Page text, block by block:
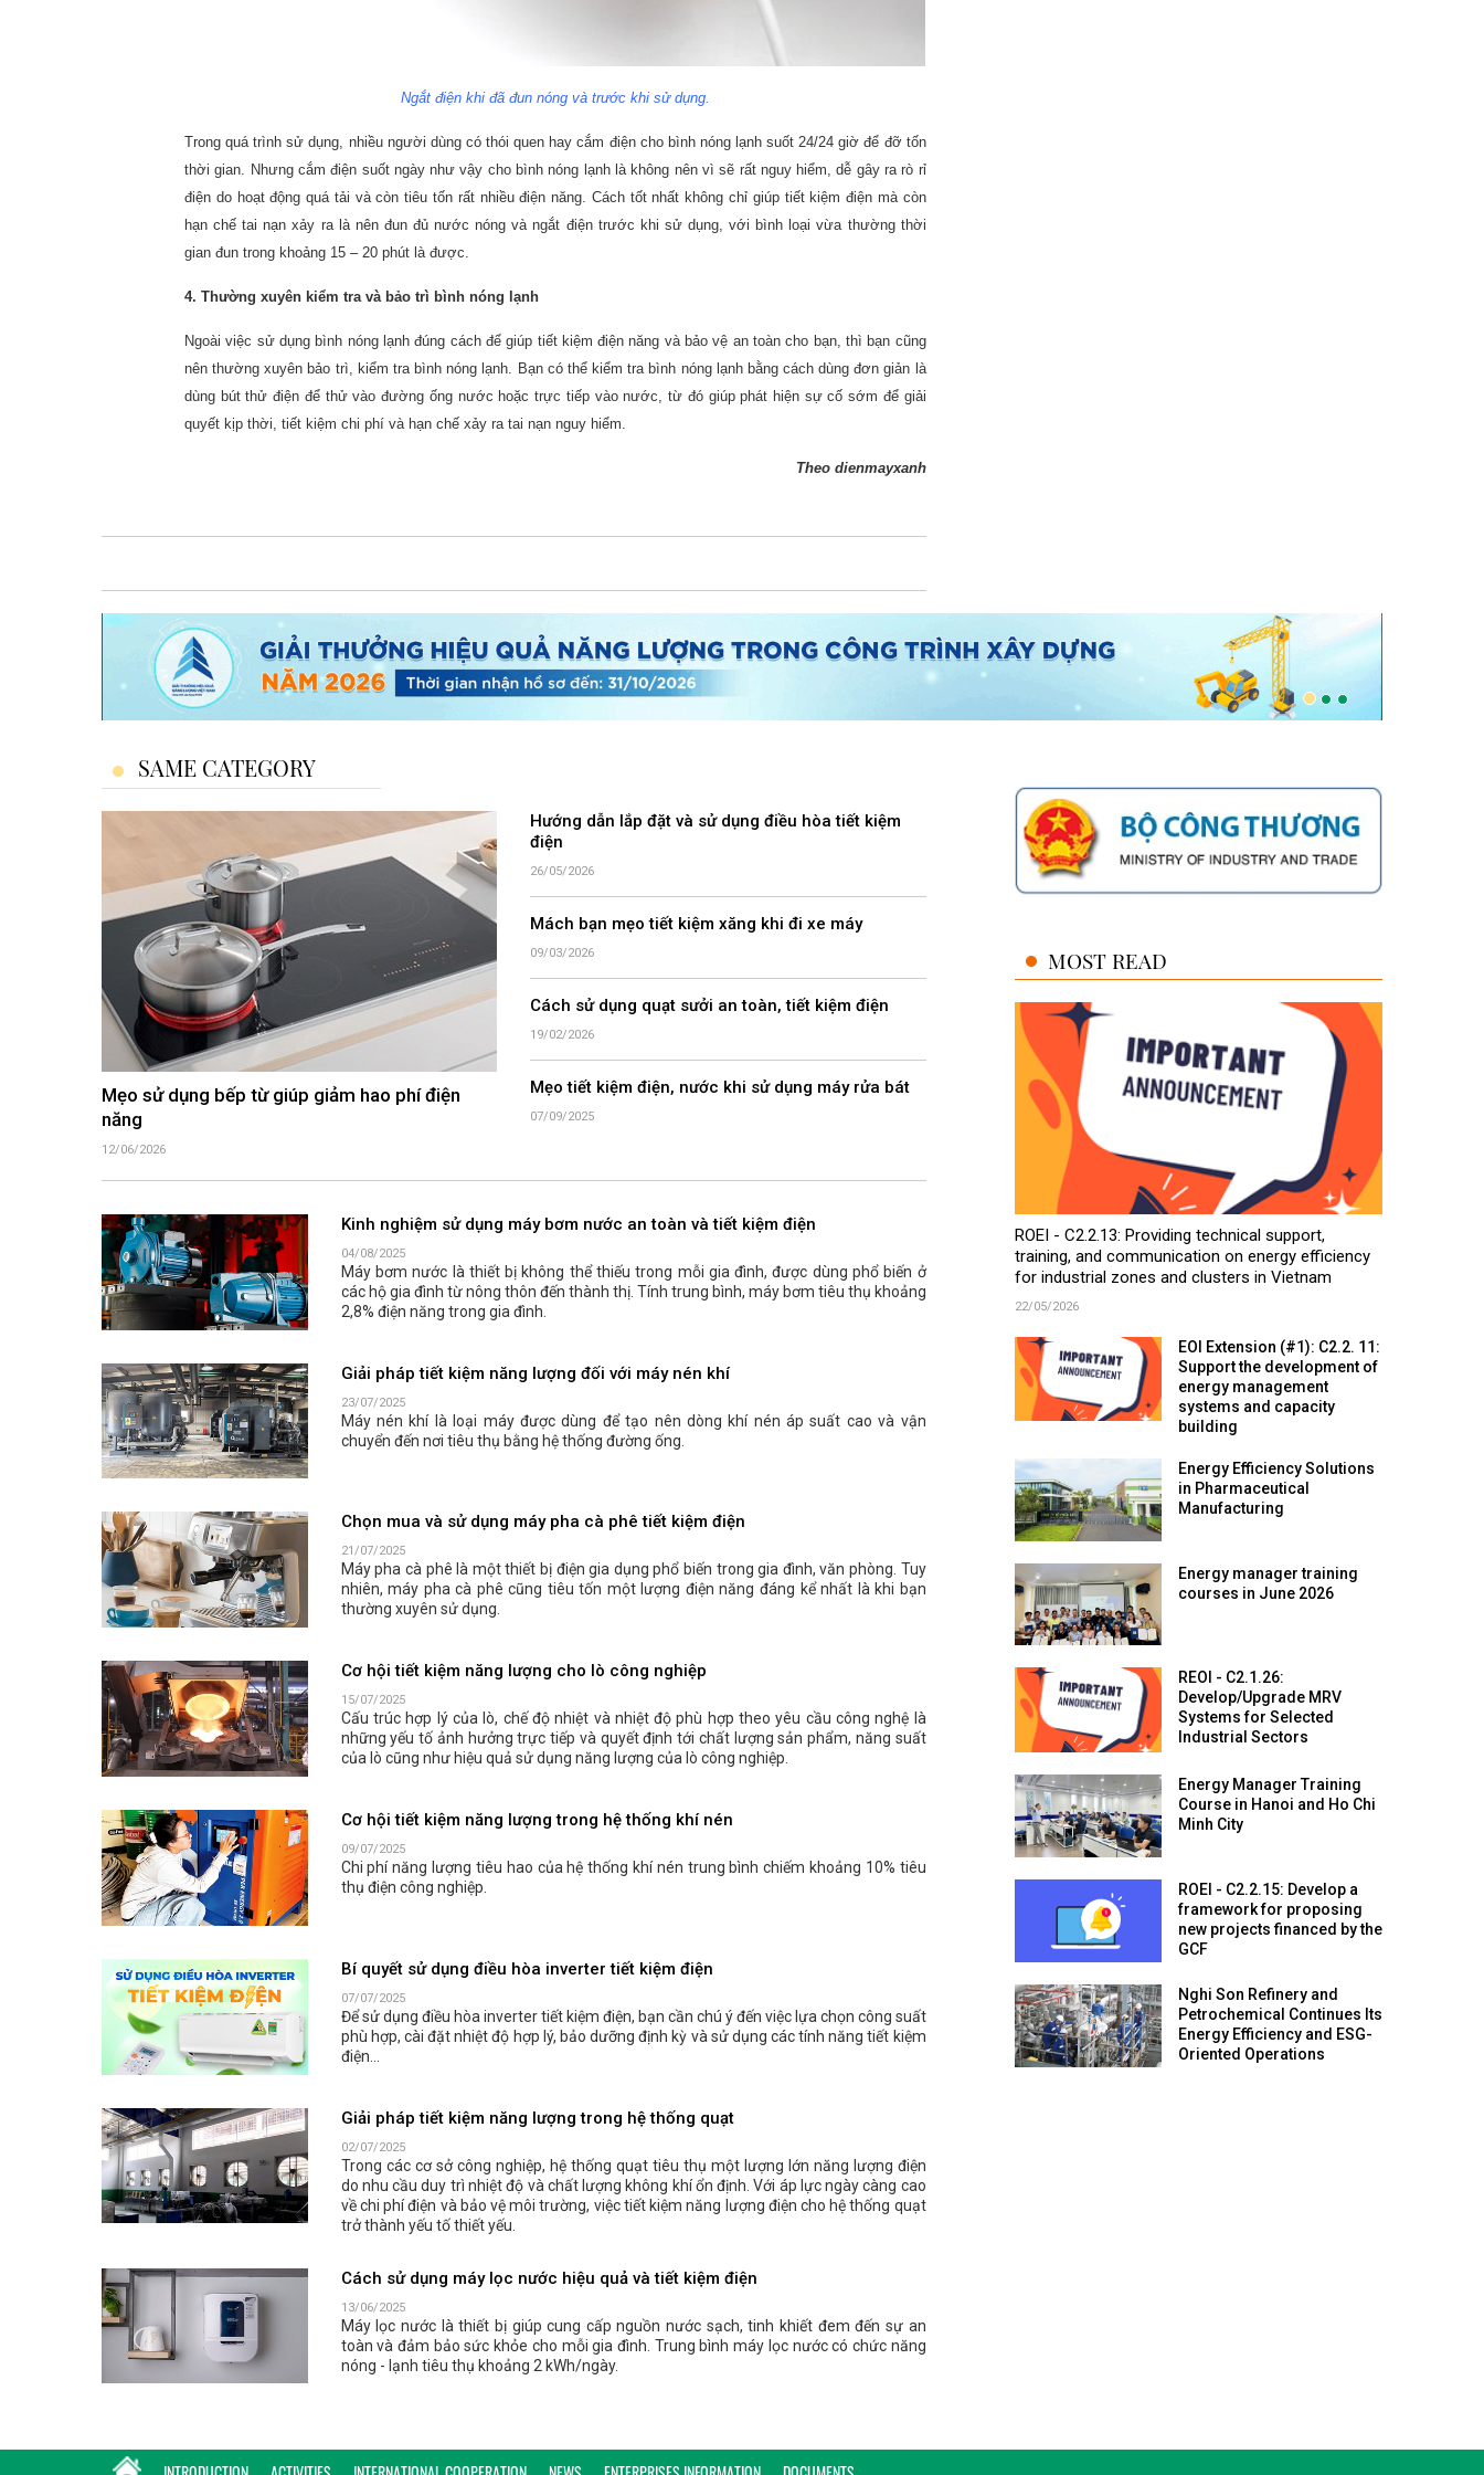
Ngắt điện khi đã đun nóng và trước khi sử dụng.
Trong quá trình sử dụng, nhiều người dùng có thói quen hay cắm điện cho bình nóng lạnh suốt 24/24 giờ để đỡ tốn
thời gian. Nhưng cắm điện suốt ngày như vậy cho bình nóng lạnh là không nên vì sẽ rất nguy hiểm, dễ gây ra rò rỉ
điện do hoạt động quá tải và còn tiêu tốn rất nhiều điện năng. Cách tốt nhất không chỉ giúp tiết kiệm điện mà còn
hạn chế tai nạn xảy ra là nên đun đủ nước nóng và ngắt điện trước khi sử dụng, với bình loại vừa thường thời
gian đun trong khoảng 15 – 20 phút là được.
4. Thường xuyên kiểm tra và bảo trì bình nóng lạnh
Ngoài việc sử dụng bình nóng lạnh đúng cách để giúp tiết kiệm điện năng và bảo vệ an toàn cho bạn, thì bạn cũng
nên thường xuyên bảo trì, kiểm tra bình nóng lạnh. Bạn có thể kiểm tra bình nóng lạnh bằng cách dùng đơn giản là
dùng bút thử điện để thử vào đường ống nước hoặc trực tiếp vào nước, từ đó giúp phát hiện sự cố sớm để giải
quyết kịp thời, tiết kiệm chi phí và hạn chế xảy ra tai nạn nguy hiểm.
Theo dienmayxanh
SAME CATEGORY
Mẹo sử dụng bếp từ giúp giảm hao phí điện
năng
12/06/2026
Hướng dẫn lắp đặt và sử dụng điều hòa tiết kiệm
điện
26/05/2026
Mách bạn mẹo tiết kiệm xăng khi đi xe máy
09/03/2026
Cách sử dụng quạt sưởi an toàn, tiết kiệm điện
19/02/2026
Mẹo tiết kiệm điện, nước khi sử dụng máy rửa bát
07/09/2025
Kinh nghiệm sử dụng máy bơm nước an toàn và tiết kiệm điện
04/08/2025
Máy bơm nước là thiết bị không thể thiếu trong mỗi gia đình, được dùng phổ biến ở
các hộ gia đình từ nông thôn đến thành thị. Tính trung bình, máy bơm tiêu thụ khoảng
2,8% điện năng trong gia đình.
Giải pháp tiết kiệm năng lượng đối với máy nén khí
23/07/2025
Máy nén khí là loại máy được dùng để tạo nên dòng khí nén áp suất cao và vận
chuyển đến nơi tiêu thụ bằng hệ thống đường ống.
Chọn mua và sử dụng máy pha cà phê tiết kiệm điện
21/07/2025
Máy pha cà phê là một thiết bị điện gia dụng phổ biến trong gia đình, văn phòng. Tuy
nhiên, máy pha cà phê cũng tiêu tốn một lượng điện năng đáng kể nhất là khi bạn
thường xuyên sử dụng.
Cơ hội tiết kiệm năng lượng cho lò công nghiệp
15/07/2025
Cấu trúc hợp lý của lò, chế độ nhiệt và nhiệt độ phù hợp theo yêu cầu công nghệ là
những yếu tố ảnh hưởng trực tiếp và quyết định tới chất lượng sản phẩm, năng suất
của lò cũng như hiệu quả sử dụng năng lượng của lò công nghiệp.
Cơ hội tiết kiệm năng lượng trong hệ thống khí nén
09/07/2025
Chi phí năng lượng tiêu hao của hệ thống khí nén trung bình chiếm khoảng 10% tiêu
thụ điện công nghiệp.
Bí quyết sử dụng điều hòa inverter tiết kiệm điện
07/07/2025
Để sử dụng điều hòa inverter tiết kiệm điện, bạn cần chú ý đến việc lựa chọn công suất
phù hợp, cài đặt nhiệt độ hợp lý, bảo dưỡng định kỳ và sử dụng các tính năng tiết kiệm
điện...
Giải pháp tiết kiệm năng lượng trong hệ thống quạt
02/07/2025
Trong các cơ sở công nghiệp, hệ thống quạt tiêu thụ một lượng lớn năng lượng điện
do nhu cầu duy trì nhiệt độ và chất lượng không khí ổn định. Với áp lực ngày càng cao
về chi phí điện và bảo vệ môi trường, việc tiết kiệm năng lượng điện cho hệ thống quạt
trở thành yếu tố thiết yếu.
Cách sử dụng máy lọc nước hiệu quả và tiết kiệm điện
13/06/2025
Máy lọc nước là thiết bị giúp cung cấp nguồn nước sạch, tinh khiết đem đến sự an
toàn và đảm bảo sức khỏe cho mỗi gia đình. Trung bình máy lọc nước có chức năng
nóng - lạnh tiêu thụ khoảng 2 kWh/ngày.
MOST READ
ROEI - C2.2.13: Providing technical support,
training, and communication on energy efficiency
for industrial zones and clusters in Vietnam
22/05/2026
EOI Extension (#1): C2.2. 11:
Support the development of
energy management
systems and capacity
building
Energy Efficiency Solutions
in Pharmaceutical
Manufacturing
Energy manager training
courses in June 2026
REOI - C2.1.26:
Develop/Upgrade MRV
Systems for Selected
Industrial Sectors
Energy Manager Training
Course in Hanoi and Ho Chi
Minh City
ROEI - C2.2.15: Develop a
framework for proposing
new projects financed by the
GCF
Nghi Son Refinery and
Petrochemical Continues Its
Energy Efficiency and ESG-
Oriented Operations